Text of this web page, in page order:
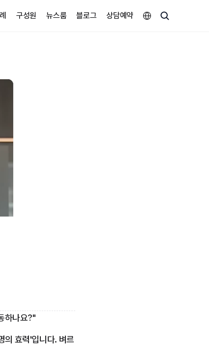
하나요?"
의 효력'입니다. 벼르
구성원 뉴스룸 블로그 상담예약
Select Language